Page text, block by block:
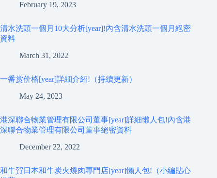
February 19, 2023
清水洗頭一個月10大分析[year]!內含清水洗頭一個月絕密
資料
March 31, 2022
一番赏价格[year]詳細介紹!（持續更新）
May 24, 2023
港深聯合物業管理有限公司董事[year]詳細懶人包!內含港
深聯合物業管理有限公司董事絕密資料
December 22, 2022
和牛賀日本和牛炭火燒肉專門店[year]懶人包!（小編貼心